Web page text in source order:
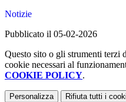
Notizie
Pubblicato il 05-02-2026
Questo sito o gli strumenti terzi
cookie necessari al
COOKIE POLICY.
Personalizza Rifiuta tutti i